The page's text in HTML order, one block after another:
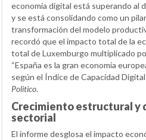
economía digital está superando al
y se está consolidando como un
transformación del modelo
recordó que el impacto total de la
total de Luxemburgo multiplicado
“España es la gran economía
según el Índice de Capacidad
Politico.
Crecimiento estructural y
sectorial
El informe desglosa el impacto